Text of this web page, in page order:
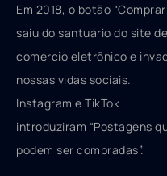
Em 2018, o botão
saiu do santuário do site de
comércio eletrônico e
nossas vidas sociais.
Instagram e TikTok
introduziram “Postagens
podem ser compradas”.